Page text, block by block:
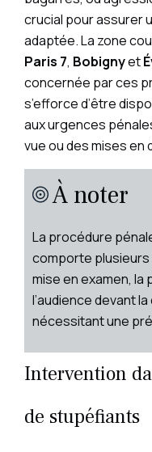
crucial pour assurer
adaptée. La zone
Paris 7, Bobignyet
concernée par ces
s’efforce d’être
aux urgences
vue ou des mises
À noter
La procédure
comporte
mise en examen, la
l’audience devant
nécessitant une
Intervention
de stupéfiants